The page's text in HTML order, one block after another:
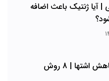
| آیا ژنتیک باعث اضافه
راه های کاهش اشتها | 8 روش